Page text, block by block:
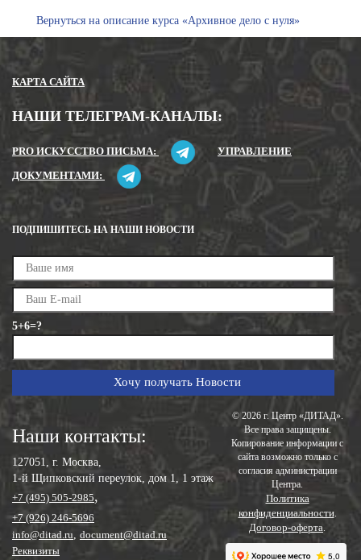
Вернуться на описание курса «Архивное дело с нуля»
КАРТА САЙТА
НАШИ ТЕЛЕГРАМ-КАНАЛЫ:
PRO ИСКУССТВО ПИСЬМА:
УПРАВЛЕНИЕ
ДОКУМЕНТАМИ:
ПОДПИШИТЕСЬ НА НАШИ НОВОСТИ
5+6=?
Наши контакты:
127051, г. Москва,
1-й Щипковский переулок, дом 1, 1 этаж
+7 (495) 505-2985,
+7 (926) 246-5696
info@ditad.ru document@ditad.ru
Реквизиты
© 2026 г. Центр «ДИТАД».
Все права защищены.
Копирование информации с
сайта возможно только с
согласия администрации
Центра.
Политика
конфиденциальности.
Договор-оферта.